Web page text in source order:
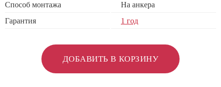
Способ монтажа
На анкера
Гарантия
1 год
ДОБАВИТЬ В КОРЗИНУ